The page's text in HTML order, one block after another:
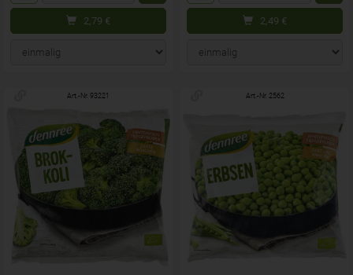
2,79 € 2,49 €
Art.-Nr. 93221 Art.-Nr. 2562